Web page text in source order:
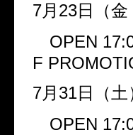
7月 23日（金
OPEN
F
7月 31日（土
OPEN